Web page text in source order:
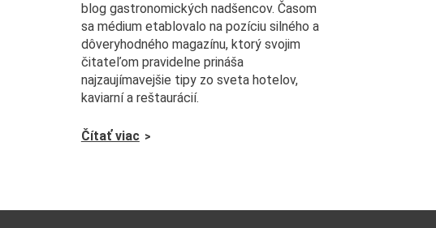
blog gastronomických nadšencov. Časom
sa médium etablovalo na pozíciu silného a
dôveryhodného magazínu, ktorý svojim
čitateľom pravidelne prináša
najzaujímavejšie tipy zo sveta hotelov,
kaviarní a reštaurácií.
Čítať viac